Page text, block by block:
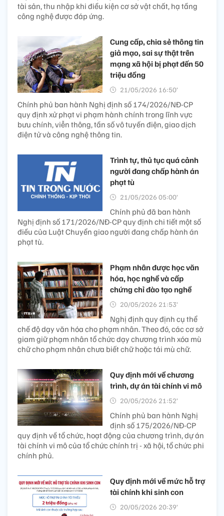
tài sản, thu nhập khi điều kiện cơ sở vật chất, hạ tầng
công nghệ được đáp ứng.
Cung cấp, chia sẻ thông tin
giả mạo, sai sự thật trên
mạng xã hội bị phạt đến 50
triệu đồng
21/05/2026 16:50’
Chính phủ ban hành Nghị định số 174/2026/NĐ-CP
quy định xử phạt vi phạm hành chính trong lĩnh vực
bưu chính, viễn thông, tần số vô tuyến điện, giao dịch
điện tử và công nghệ thông tin.
Trình tự, thủ tục quá cảnh
người đang chấp hành án
phạt tù
21/05/2026 05:00’
Chính phủ đã ban hành
Nghị định số 171/2026/NĐ-CP quy định chi tiết một số
điều của Luật Chuyển giao người đang chấp hành án
phạt tù.
Phạm nhân được học văn
hóa, học nghề và cấp
chứng chỉ đào tạo nghề
20/05/2026 21:53’
Nghị định quy định cụ thể
chế độ dạy văn hóa cho phạm nhân. Theo đó, các cơ sở
giam giữ phạm nhân tổ chức dạy chương trình xóa mù
chữ cho phạm nhân chưa biết chữ hoặc tái mù chữ.
Quy định mới về chương
trình, dự án tài chính vi mô
20/05/2026 21:52’
Chính phủ ban hành Nghị
định số 175/2026/NĐ-CP
quy định về tổ chức, hoạt động của chương trình, dự án
tài chính vi mô của tổ chức chính trị - xã hội, tổ chức phi
chính phủ.
Quy định mới về mức hỗ trợ
tài chính khi sinh con
20/05/2026 20:39’